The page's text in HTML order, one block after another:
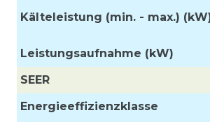
Kälteleistung (min. - max.)
Leistungsaufnahme (kW)
SEER
Energieeffizienzklasse